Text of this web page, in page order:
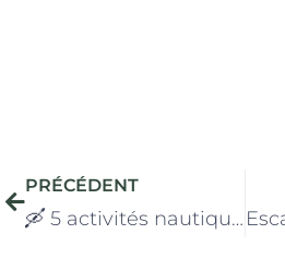
PRÉCÉDENT
🛶 5 activités nautiques à découvrir près de Druy-Parigny